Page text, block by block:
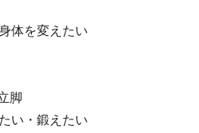
体を変えたい
脚
い・鍛えたい